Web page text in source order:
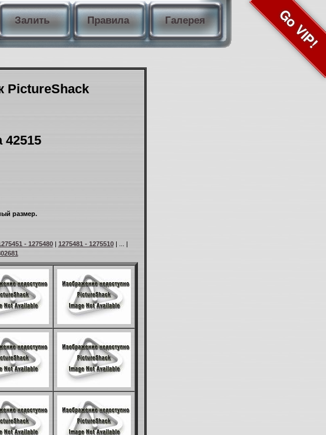
Залить Правила Галерея Go VIP!
PictureShack
42515
размер.
- 1275480| 1275481 - 1275510| ... |